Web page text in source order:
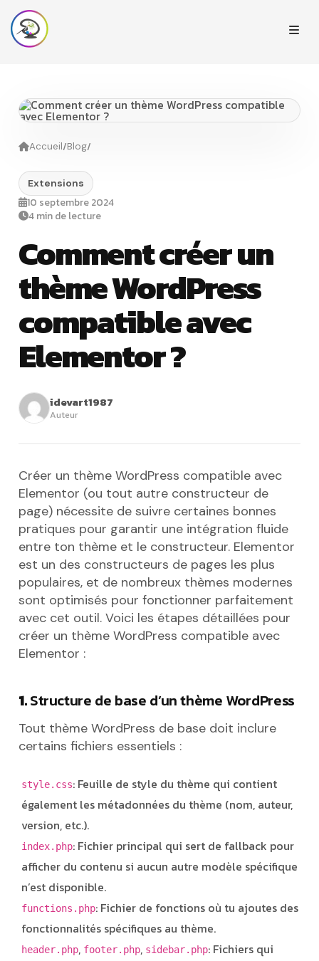
Accueil/Blog/
Extensions
10 septembre 2024
4 min de lecture
Comment créer un
thème WordPress
compatible avec
Elementor ?
idevart1987
Auteur
Créer un thème WordPress compatible avec
Elementor (ou tout autre constructeur de
page) nécessite de suivre certaines bonnes
pratiques pour garantir une intégration fluide
entre ton thème et le constructeur. Elementor
est un des constructeurs de pages les plus
populaires, et de nombreux thèmes modernes
sont optimisés pour fonctionner parfaitement
avec cet outil. Voici les étapes détaillées pour
créer un thème WordPress compatible avec
Elementor :
1.Structure de base d’un thème WordPress
Tout thème WordPress de base doit inclure
certains fichiers essentiels :
style.css: Feuille de style du thème qui contient
également les métadonnées du thème (nom, auteur,
version, etc.).
index.php: Fichier principal qui sert de fallback pour
afficher du contenu si aucun autre modèle spécifique
n’est disponible.
functions.php: Fichier de fonctions où tu ajoutes des
fonctionnalités spécifiques au thème.
header.php, footer.php, sidebar.php: Fichiers qui